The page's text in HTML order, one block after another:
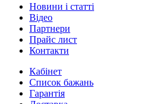
Новини і статті
Відео
Партнери
Прайс лист
Контакти
Кабінет
Список бажань
Гарантія